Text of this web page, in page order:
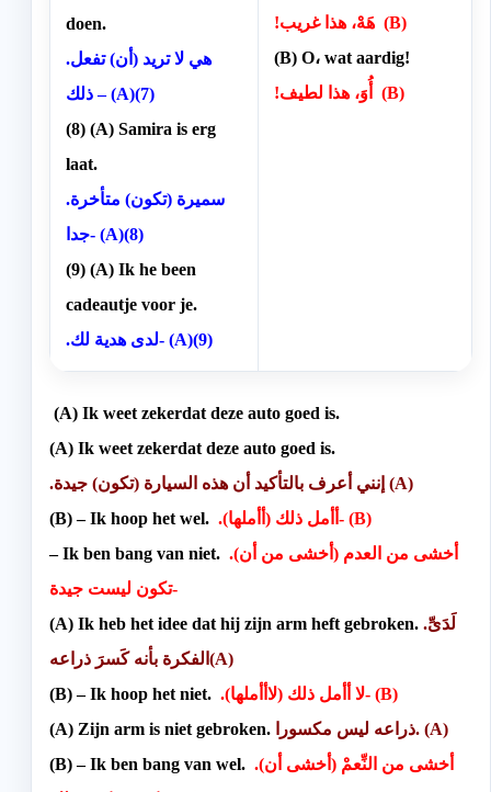
doen.
.هي لا تريد (أن) تفعل
ذلك – (A)(7)
(8) (A) Samira is erg
laat.
.سميرة (تكون) متأخرة
جدا- (A)(8)
(9) (A) Ik he been
cadeautje voor je.
.لدى هدية لك- (A)(9)
!هَهْ، هذا غريب (B)
(B) O، wat aardig!
!أُوَ، هذا لطيف (B)
(A) Ik weet zekerdat deze auto goed is.
(A) Ik weet zekerdat deze auto goed is.
.إنني أعرف بالتأكيد أن هذه السيارة (تكون) جيدة (A)
(B) – Ik hoop het wel.
.(أأمل ذلك (أأملها- (B)
–Ik ben bang van niet. .(أخشى من العدم (أخشى من أن
تكون ليست جيدة-
(A) Ik heb het idee dat hij zijn arm heft gebroken. .لَدَىِّ
الفكرة بأنه كَسرَ ذراعه(A)
(B) – Ik hoop het niet.
.(لا أأمل ذلك (لاأأملها- (B)
(A) Zijn arm is niet gebroken.
ذراعه ليس مكسورا. (A)
(B) – Ik ben bang van wel. .(أخشى من النِّعمْ (أخشى أن